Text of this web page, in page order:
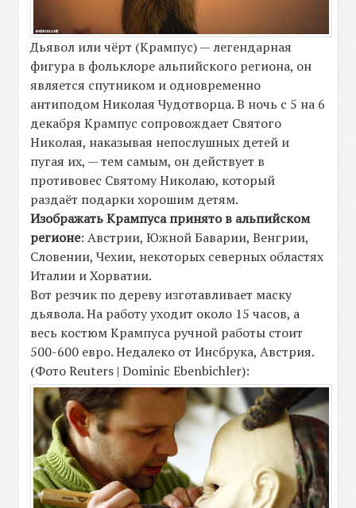
Дьявол или чёрт (Крампус) — легендарная
фигура в фольклоре альпийского региона, он
является спутником и одновременно
антиподом Николая Чудотворца. В ночь с 5 на 6
декабря Крампус сопровождает Святого
Николая, наказывая непослушных детей и
пугая их, — тем самым, он действует в
противовес Святому Николаю, который
раздаёт подарки хорошим детям.
Изображать Крампуса принято в альпийском
регионе: Австрии, Южной Баварии, Венгрии,
Словении, Чехии, некоторых северных областях
Италии и Хорватии.
Вот резчик по дереву изготавливает маску
дьявола. На работу уходит около 15 часов, а
весь костюм Крампуса ручной работы стоит
500-600 евро. Недалеко от Инсбрука, Австрия.
(Фото Reuters | Dominic Ebenbichler):